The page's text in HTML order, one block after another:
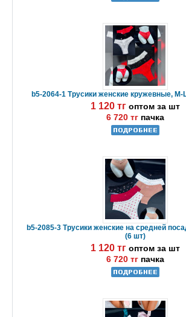
b5-2064-1 Трусики женские кружевные, M-
1 120 тг оптом за шт
6 720 тг пачка
b5-2085-3 Трусики женские на средней
(6 шт)
1 120 тг оптом за шт
6 720 тг пачка